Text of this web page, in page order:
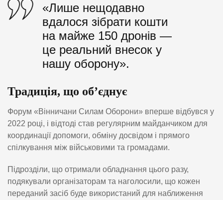
«Лише нещодавно
вдалося зібрати кошти
на майже 150 дронів —
це реальний внесок у
нашу оборону».
Традиція, що об’єднує
Форум «Вінничани Силам Оборони» вперше відбувся у
2022 році, і відтоді став регулярним майданчиком для
координації допомоги, обміну досвідом і прямого
спілкування між військовими та громадами.
Підрозділи, що отримали обладнання цього разу,
подякували організаторам та наголосили, що кожен
переданий засіб буде використаний для наближення